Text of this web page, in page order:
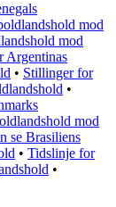
mod
mod
Argentinas
• Stillinger for
•
mod
se Brasiliens
• Tidslinje for
•